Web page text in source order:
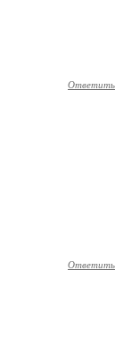
Ответить
Ответить